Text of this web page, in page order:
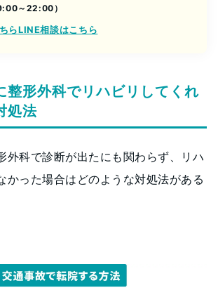
～22:00）
らLINE相談はこちら
整形外科でリハビリしてくれ
処法
外科で診断が出たにも関わらず、リハ
かった場合はどのような対処法がある